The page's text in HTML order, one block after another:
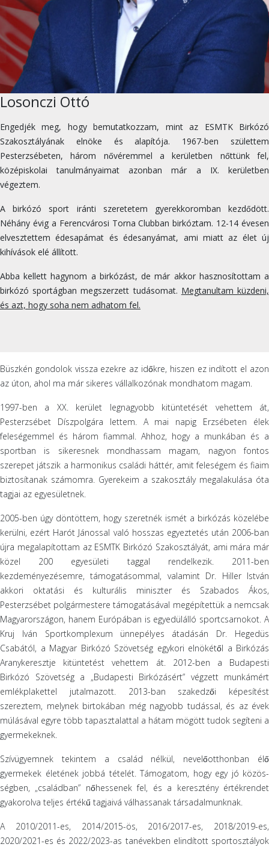
Losonczi Ottó
Engedjék meg, hogy bemutatkozzam, mint az ESMTK Birkózó
Szakosztályának elnöke és alapítója. 1967-ben születtem
Pesterzsébeten, három nővéremmel a kerületben nőttünk fel,
középiskolai tanulmányaimat azonban már a IX. kerületben
végeztem.
A birkózó sport iránti szeretetem gyerekkoromban kezdődött.
Néhány évig a Ferencvárosi Torna Clubban birkóztam. 12-14 évesen
elvesztettem édesapámat és édesanyámat, ami miatt az élet új
kihívások elé állított.
Abba kellett hagynom a birkózást, de már akkor hasznosítottam a
birkózó sportágban megszerzett tudásomat. Megtanultam küzdeni,
és azt, hogy soha nem adhatom fel.
Büszkén gondolok vissza ezekre az időkre, hiszen ez indított el azon
az úton, ahol ma már sikeres vállalkozónak mondhatom magam.
1997-ben a XX. kerület legnagyobb kitüntetését vehettem át,
Pesterzsébet Díszpolgára lettem. A mai napig Erzsébeten élek
feleségemmel és három fiammal. Ahhoz, hogy a munkában és a
sportban is sikeresnek mondhassam magam, nagyon fontos
szerepet játszik a harmonikus családi háttér, amit feleségem és fiaim
biztosítanak számomra. Gyerekeim a szakosztály megalakulása óta
tagjai az egyesületnek.
2005-ben úgy döntöttem, hogy szeretnék ismét a birkózás közelébe
kerülni, ezért Harót Jánossal való hosszas egyeztetés után 2006-ban
újra megalapítottam az ESMTK Birkózó Szakosztályát, ami mára már
közel 200 egyesületi taggal rendelkezik. 2011-ben
kezdeményezésemre, támogatásommal, valamint Dr. Hiller István
akkori oktatási és kulturális miniszter és Szabados Ákos,
Pesterzsébet polgármestere támogatásával megépítettük a nemcsak
Magyarországon, hanem Európában is egyedülálló sportcsarnokot. A
Kruj Iván Sportkomplexum ünnepélyes átadásán Dr. Hegedüs
Csabától, a Magyar Birkózó Szövetség egykori elnökétől a Birkózás
Aranykeresztje kitüntetést vehettem át. 2012-ben a Budapesti
Birkózó Szövetség a „Budapesti Birkózásért” végzett munkámért
emlékplakettel jutalmazott. 2013-ban szakedzői képesítést
szereztem, melynek birtokában még nagyobb tudással, és az évek
múlásával egyre több tapasztalattal a hátam mögött tudok segíteni a
gyermekeknek.
Szívügyemnek tekintem a család nélkül, nevelőotthonban élő
gyermekek életének jobbá tételét. Támogatom, hogy egy jó közös-
ségben, „családban” nőhessenek fel, és a keresztény értékrendet
gyakorolva teljes értékű tagjaivá válhassanak társadalmunknak.
A 2010/2011-es, 2014/2015-ös, 2016/2017-es, 2018/2019-es,
2020/2021-es és 2022/2023-as tanévekben elindított sportosztályok